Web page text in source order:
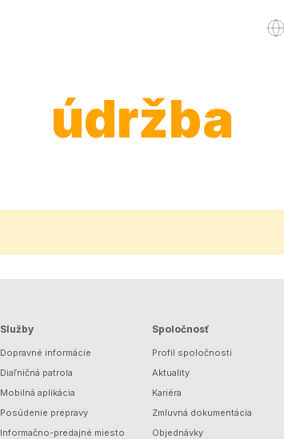
údržba
Služby
Dopravné informácie
Diaľničná patrola
Mobilná aplikácia
Posúdenie prepravy
Informačno-predajné miesto
Spoločnosť
Profil spoločnosti
Aktuality
Kariéra
Zmluvná dokumentácia
Objednávky